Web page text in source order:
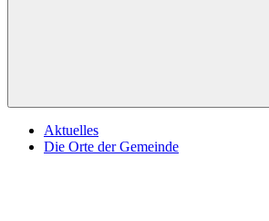
Aktuelles
Die Orte der Gemeinde